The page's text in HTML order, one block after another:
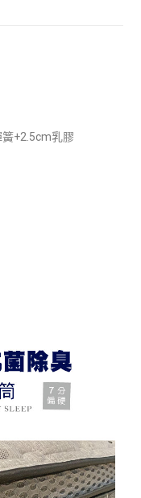
簧+2.5cm乳膠